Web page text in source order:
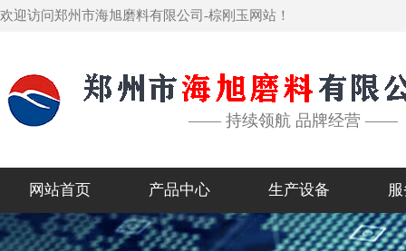
欢迎访问郑州市海旭磨料有限公司-棕刚玉网站！
—— 持续领航 品牌经营 ——
网站首页 产品中心 生产设备